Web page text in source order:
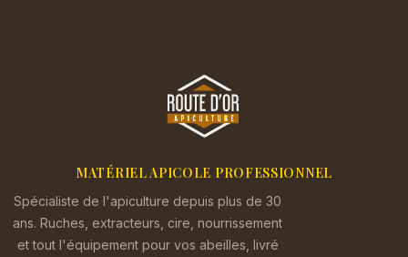
MATÉRIEL APICOLE PROFESSIONNEL
Spécialiste de l'apiculture depuis plus de 30
ans. Ruches, extracteurs, cire, nourrissement
et tout l'équipement pour vos abeilles, livré